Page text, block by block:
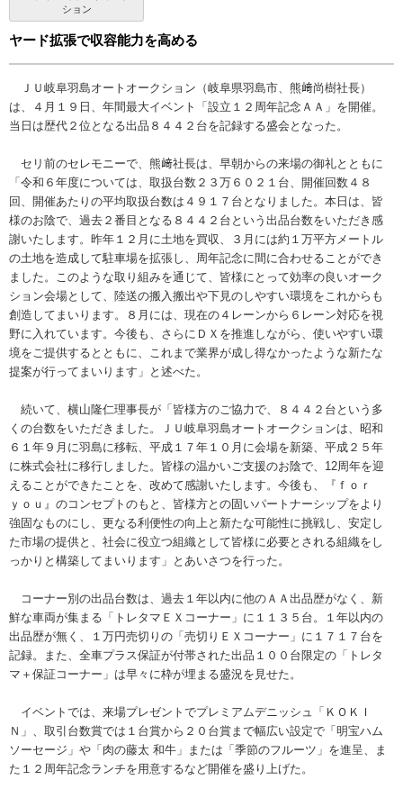
ション
ヤード拡張で収容能力を高める
ＪＵ岐阜羽島オートオークション（岐阜県羽島市、熊﨑尚樹社長）
は、４月１９日、年間最大イベント「設立１２周年記念ＡＡ」を開催。
当日は歴代２位となる出品８４４２台を記録する盛会となった。
セリ前のセレモニーで、熊﨑社長は、早朝からの来場の御礼とともに
「令和６年度については、取扱台数２３万６０２１台、開催回数４８
回、開催あたりの平均取扱台数は４９１７台となりました。本日は、皆
様のお陰で、過去２番目となる８４４２台という出品台数をいただき感
謝いたします。昨年１２月に土地を買収、３月には約１万平方メートル
の土地を造成して駐車場を拡張し、周年記念に間に合わせることができ
ました。このような取り組みを通じて、皆様にとって効率の良いオーク
ション会場として、陸送の搬入搬出や下見のしやすい環境をこれからも
創造してまいります。８月には、現在の４レーンから６レーン対応を視
野に入れています。今後も、さらにＤＸを推進しながら、使いやすい環
境をご提供するとともに、これまで業界が成し得なかったような新たな
提案が行ってまいります」と述べた。
続いて、横山隆仁理事長が「皆様方のご協力で、８４４２台という多
くの台数をいただきました。ＪＵ岐阜羽島オートオークションは、昭和
６１年９月に羽島に移転、平成１７年１０月に会場を新築、平成２５年
に株式会社に移行しました。皆様の温かいご支援のお陰で、12周年を迎
えることができたことを、改めて感謝いたします。今後も、『ｆｏｒ
ｙｏｕ』のコンセプトのもと、皆様方との固いパートナーシップをより
強固なものにし、更なる利便性の向上と新たな可能性に挑戦し、安定し
た市場の提供と、社会に役立つ組織として皆様に必要とされる組織をし
っかりと構築してまいります」とあいさつを行った。
コーナー別の出品台数は、過去１年以内に他のＡＡ出品歴がなく、新
鮮な車両が集まる「トレタマＥＸコーナー」に１１３５台。１年以内の
出品歴が無く、１万円売切りの「売切りＥＸコーナー」に１７１７台を
記録。また、全車プラス保証が付帯された出品１００台限定の「トレタ
マ＋保証コーナー」は早々に枠が埋まる盛況を見せた。
イベントでは、来場プレゼントでプレミアムデニッシュ「ＫＯＫＩ
Ｎ」、取引台数賞では１台賞から２０台賞まで幅広い設定で「明宝ハム
ソーセージ」や「肉の藤太 和牛」または「季節のフルーツ」を進呈、ま
た１２周年記念ランチを用意するなど開催を盛り上げた。